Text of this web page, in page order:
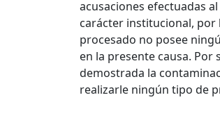
acusaciones efectuadas
carácter institucional, por
procesado no posee
en la presente causa.
demostrada la
realizarle ningún tipo de